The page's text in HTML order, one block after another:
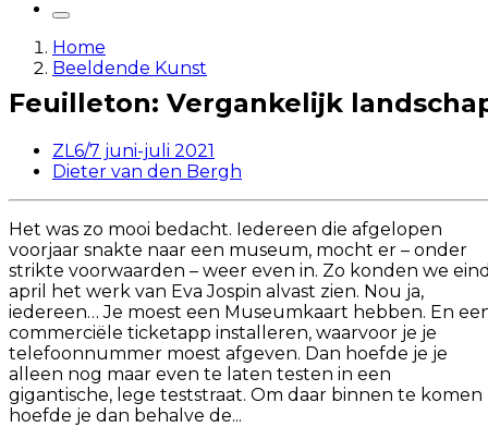
Home
Beeldende Kunst
Feuilleton: Vergankelijk
ZL6/7 juni-juli 2021
Dieter van den Bergh
Het was zo mooi bedacht. Iedereen die afgelopen
voorjaar snakte naar een museum, mocht er – onder
strikte voorwaarden – weer even in. Zo konden we
april het werk van Eva Jospin alvast zien. Nou ja,
iedereen… Je moest een Museumkaart hebben. En
commerciële ticketapp installeren, waarvoor je je
telefoonnummer moest afgeven. Dan hoefde je je
alleen nog maar even te laten testen in een
gigantische, lege teststraat. Om daar binnen te komen
hoefde je dan behalve de...